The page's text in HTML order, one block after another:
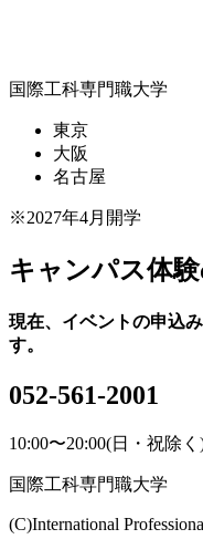
国際工科専門職大学
東京
大阪
名古屋
※2027年4月開学
キャンパス体
現在、イベントの申込
す。
052-561-2001
10:00〜20:00(日・祝除く
国際工科専門職大学
(C)International